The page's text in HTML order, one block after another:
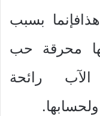
بسبب
محرقة حب
رائحة